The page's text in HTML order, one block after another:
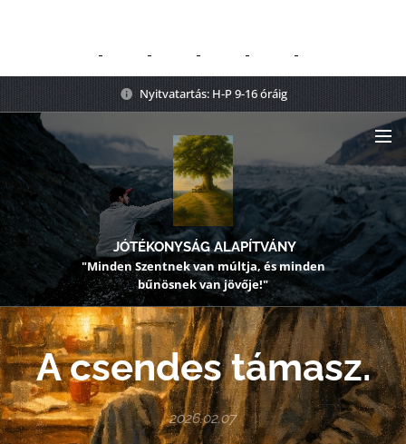
Nyitvatartás: H-P 9-16 óráig
JÓTÉKONYSÁG ALAPÍTVÁNY
"Minden Szentnek van múltja, és minden
bűnösnek van jövője!"
A csendes támasz.
2026.02.07